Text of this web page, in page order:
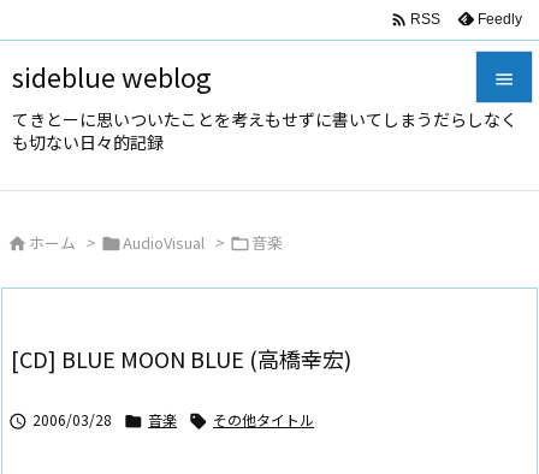
sideblue weblog
てきとーに思いついたことを考えもせずに書いてしまうだらしなく
も切ない日々的記録



 RSS Feedly
 ホーム > AudioVisual > 音楽
[CD] BLUE MOON BLUE (高橋幸宏)
 2006/03/28  音楽  その他タイトル